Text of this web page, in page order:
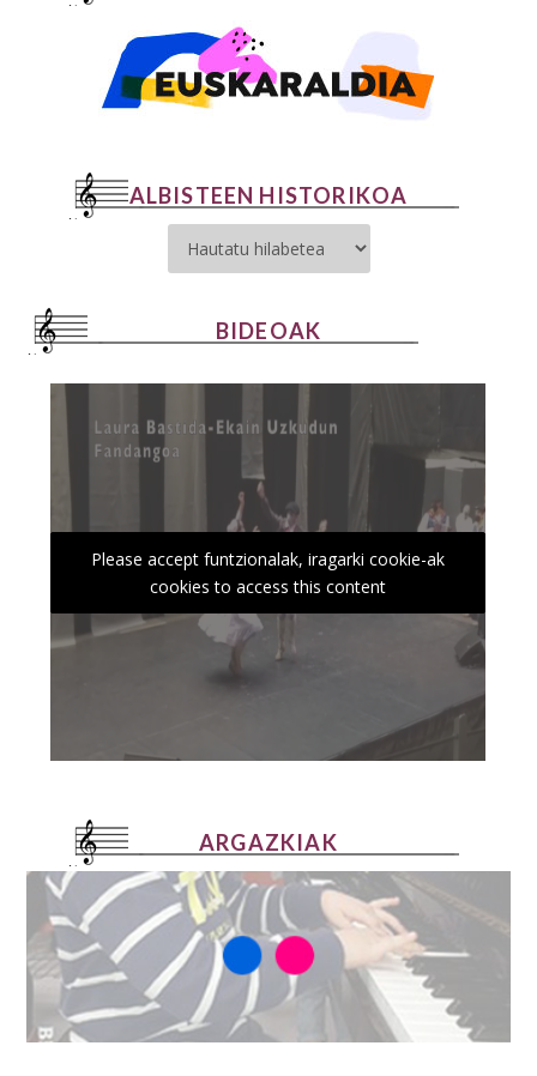
ALBISTEEN HISTORIKOA
BIDEOAK
Please accept funtzionalak, iragarki cookie-ak
cookies to access this content
ARGAZKIAK